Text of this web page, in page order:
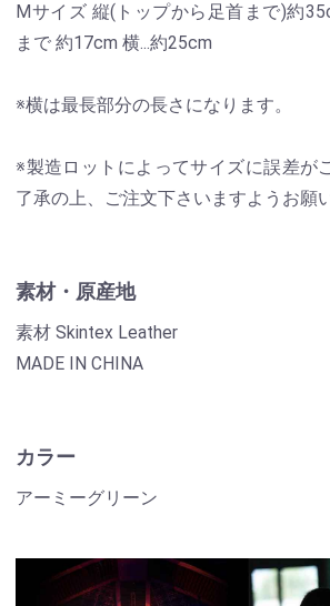
Mサイズ 縦(トップから足首まで)約
まで 約17cm 横...約25cm
※横は最長部分の長さになります。
※製造ロットによってサイズに誤差が
了承の上、ご注文下さいますようお願
素材・原産地
素材 Skintex Leather
MADE IN CHINA
カラー
アーミーグリーン